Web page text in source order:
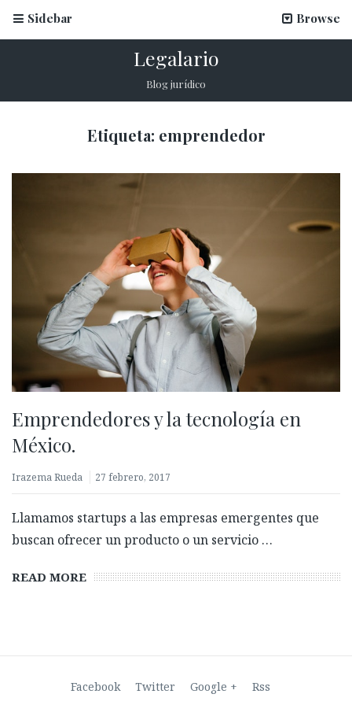
La firma electrónica en inscripciones escolares
Biometría con prueba de vida: ¿Qué es y por qué es
clave para validar identidades?
Sidebar Browse
Legalario
Blog jurídico
Etiqueta: emprendedor
Emprendedores y la tecnología en
México.
Irazema Rueda 27 febrero, 2017
Llamamos startups a las empresas emergentes que
buscan ofrecer un producto o un servicio …
READ MORE
Facebook Twitter Google + Rss